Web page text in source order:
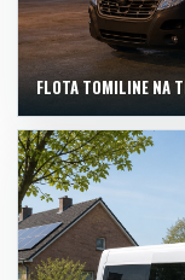
FLOTA TOMILINE NA